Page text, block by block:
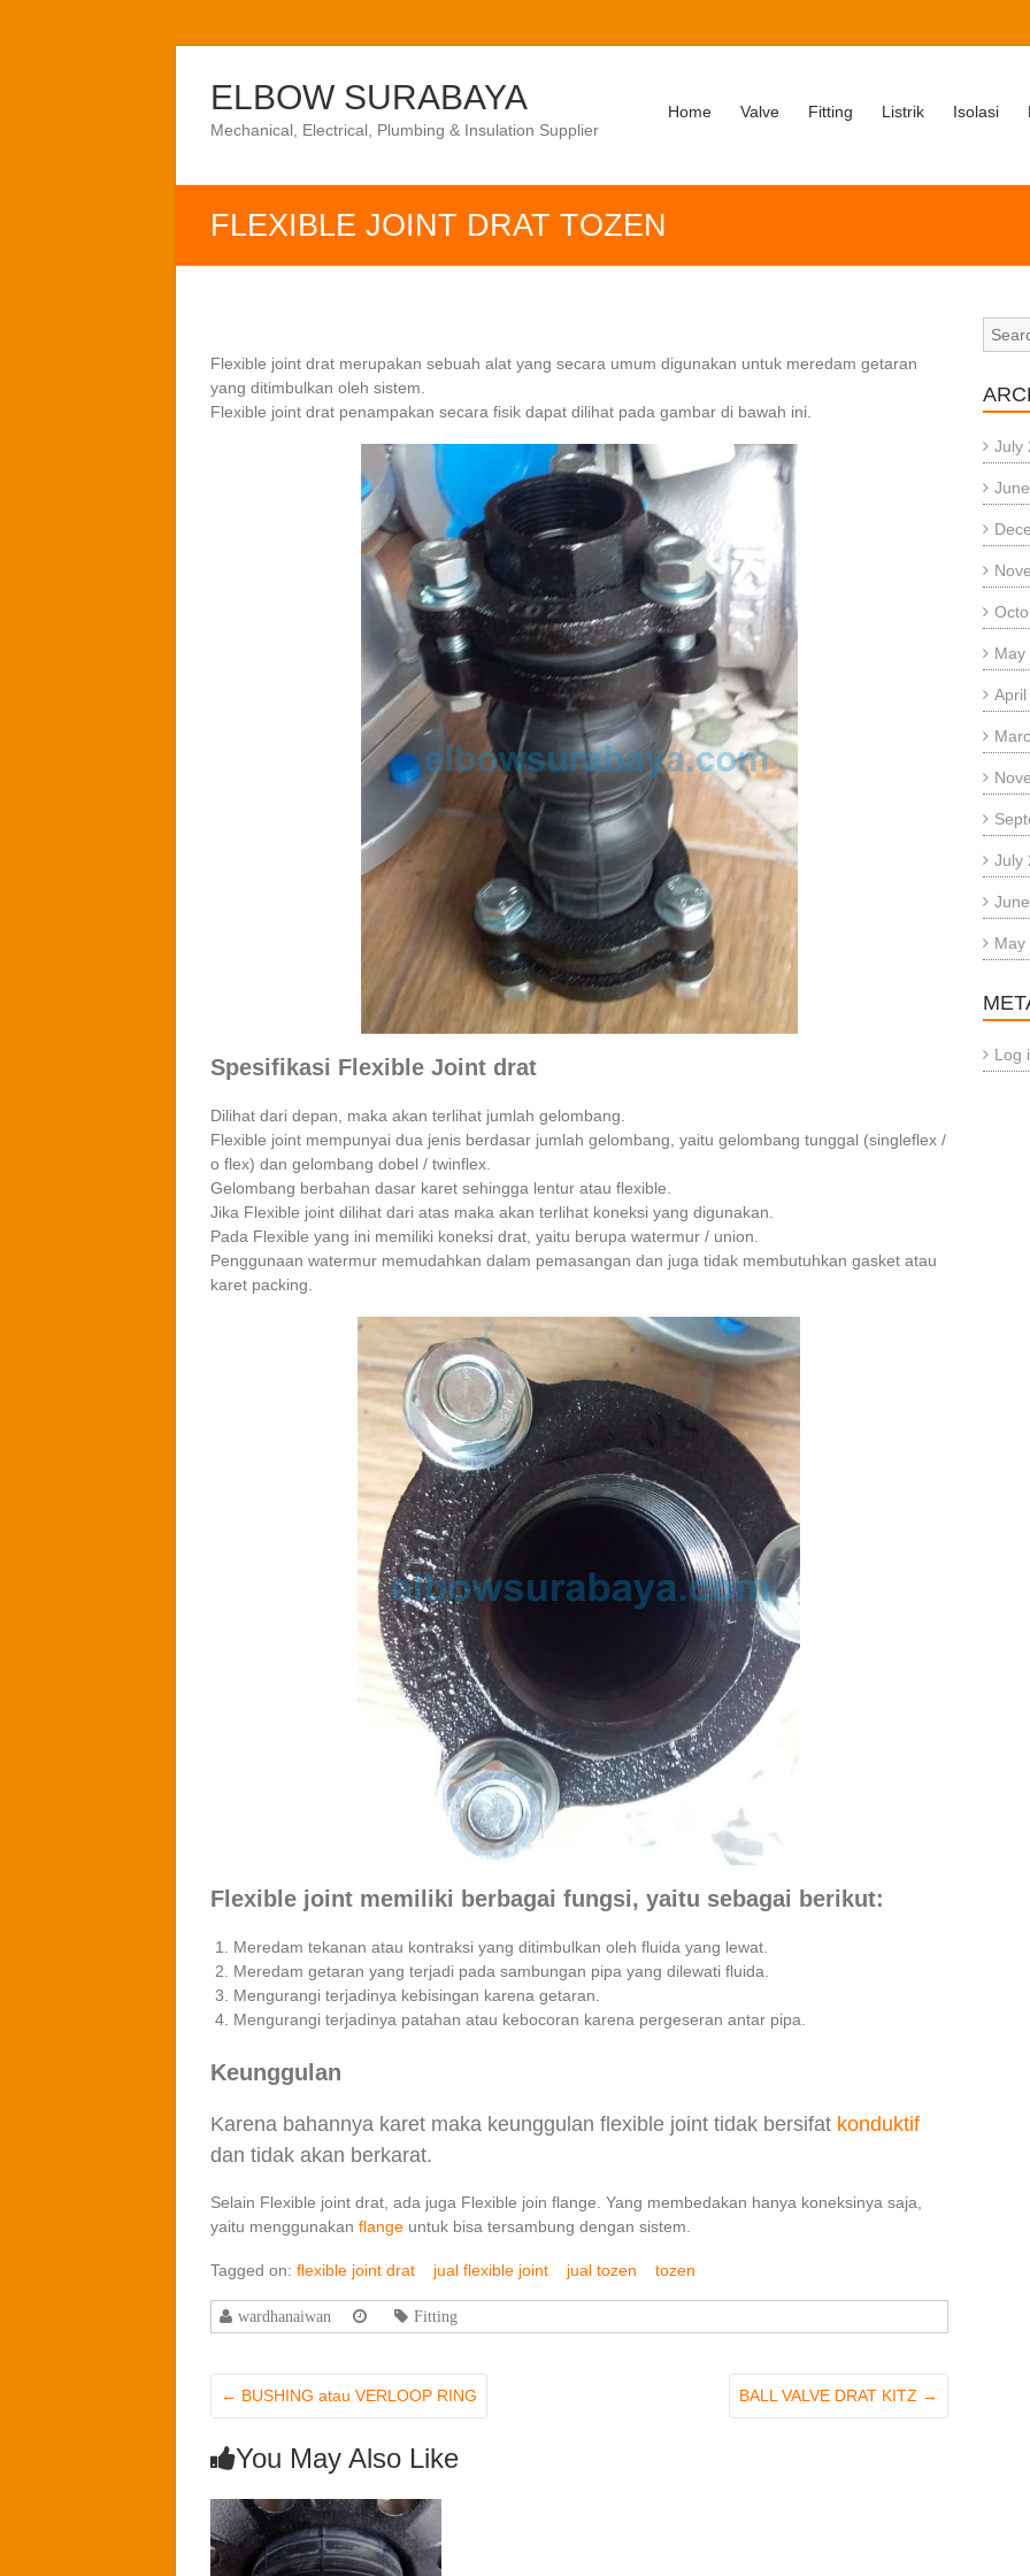
contentELBOW SURABAYA
Mechanical, Electrical, Plumbing & Insulation Supplier
Home Valve Fitting Listrik Isolasi
FLEXIBLE JOINT DRAT TOZEN
Flexible joint drat merupakan sebuah alat yang secara umum digunakan untuk meredam getaran
yang ditimbulkan oleh sistem.
Flexible joint drat penampakan secara fisik dapat dilihat pada gambar di bawah ini.
Spesifikasi Flexible Joint drat
Dilihat dari depan, maka akan terlihat jumlah gelombang.
Flexible joint mempunyai dua jenis berdasar jumlah gelombang, yaitu gelombang tunggal (singleflex /
o flex) dan gelombang dobel / twinflex.
Gelombang berbahan dasar karet sehingga lentur atau flexible.
Jika Flexible joint dilihat dari atas maka akan terlihat koneksi yang digunakan.
Pada Flexible yang ini memiliki koneksi drat, yaitu berupa watermur / union.
Penggunaan watermur memudahkan dalam pemasangan dan juga tidak membutuhkan gasket atau
karet packing.
Flexible joint memiliki berbagai fungsi, yaitu sebagai berikut:
Meredam tekanan atau kontraksi yang ditimbulkan oleh fluida yang lewat.
Meredam getaran yang terjadi pada sambungan pipa yang dilewati fluida.
Mengurangi terjadinya kebisingan karena getaran.
Mengurangi terjadinya patahan atau kebocoran karena pergeseran antar pipa.
Keunggulan
Karena bahannya karet maka keunggulan flexible joint tidak bersifat konduktif
dan tidak akan berkarat.
Selain Flexible joint drat, ada juga Flexible join flange. Yang membedakan hanya koneksinya saja,
yaitu menggunakan flange untuk bisa tersambung dengan sistem.
Tagged on: flexible joint drat jual flexible joint jual tozen tozen
wardhanaiwan Fitting
← BUSHING atau VERLOOP RING BALL VALVE DRAT KITZ →
You May Also Like
July
May
July
May
Log